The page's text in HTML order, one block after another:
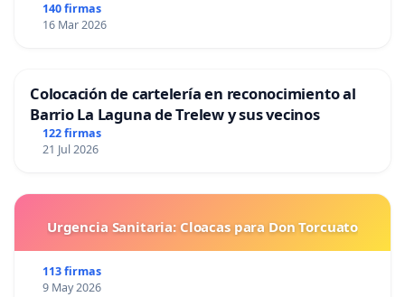
140 firmas
16 Mar 2026
Colocación de cartelería en reconocimiento al
Barrio La Laguna de Trelew y sus vecinos
122 firmas
21 Jul 2026
Urgencia Sanitaria: Cloacas para Don Torcuato
113 firmas
9 May 2026